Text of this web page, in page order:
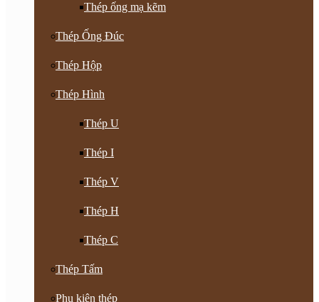
Thép ống mạ kẽm
Thép Ống Đúc
Thép Hộp
Thép Hình
Thép U
Thép I
Thép V
Thép H
Thép C
Thép Tấm
Phụ kiện thép